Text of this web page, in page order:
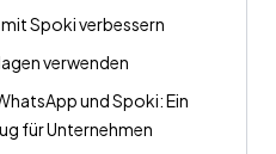
Spoki verbessern
verwenden
und Spoki: Ein
für Unternehmen